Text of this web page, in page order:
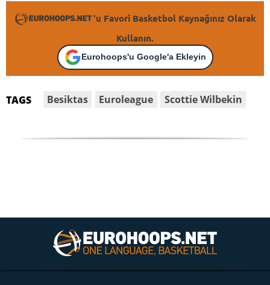
'u Favori Basketbol Kaynağınız Olarak
Kullanın.
Eurohoops'u Google'a Ekleyin
TAGS Besiktas Euroleague Scottie Wilbekin